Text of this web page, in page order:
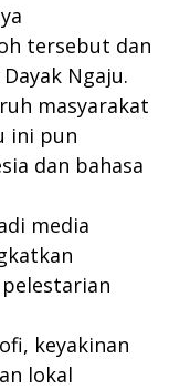
tersebut dan
Ngaju.
masyarakat
ini pun
dan bahasa
media
keyakinan
lokal